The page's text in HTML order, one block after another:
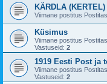
KÄRDLA (KERTEL)
Viimane postitus Postitas
Küsimus
Viimane postitus Postitas
Vastuseid: 2
1919 Eesti Post ja
Viimane postitus Postitas
Vastuseid: 2